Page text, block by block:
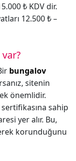
₺ KDV dir.
12.500 ₺ –
bungalov
sitenin
önemlidir.
sahip
yer alır. Bu,
korunduğunu